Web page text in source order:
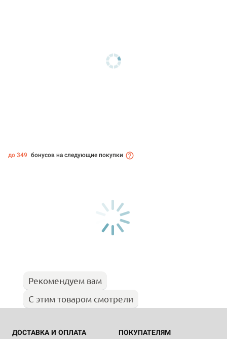
до 349 бонусов на следующие покупки
Рекомендуем вам
С этим товаром смотрели
ДОСТАВКА И ОПЛАТА ПОКУПАТЕЛЯМ